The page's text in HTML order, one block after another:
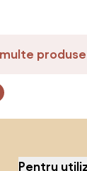
produse
Pentru